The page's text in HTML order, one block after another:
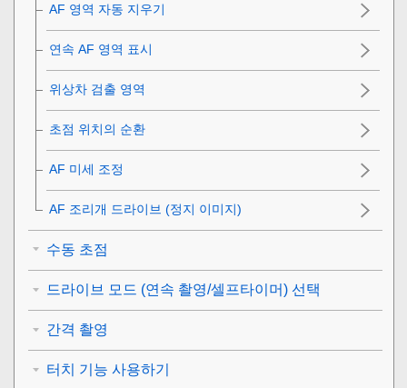
AF 영역 자동 지우기
연속 AF 영역 표시
위상차 검출 영역
초점 위치의 순환
AF 미세 조정
AF 조리개 드라이브 (정지 이미지)
수동 초점
드라이브 모드 (연속 촬영/셀프타이머) 선택
간격 촬영
터치 기능 사용하기